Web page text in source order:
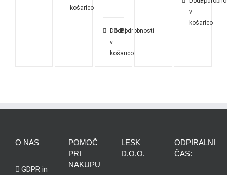
košarico
Dodaj
v
košarico
Podrobnosti
v
košarico
O NAS
GDPR in
POMOČ
PRI
NAKUPU
LESK
D.O.O.
ODPIRALNI
ČAS: